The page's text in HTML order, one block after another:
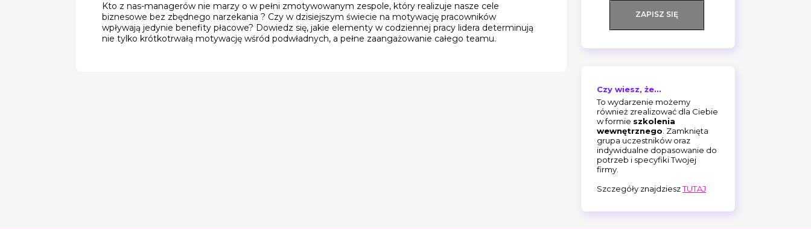
ZAPISZ SIĘ
Czy wiesz, że...
To wydarzenie możemy
również zrealizować dla Ciebie
w formie szkolenia
wewnętrznego . Zamknięta
grupa uczestników oraz
indywidualne dopasowanie do
potrzeb i specyfiki Twojej
firmy.
Szczegóły znajdzieszTUTAJ
Kto z nas-managerów nie marzy o w pełni zmotywowanym zespole, który realizuje nasze cele
biznesowe bez zbędnego narzekania ? Czy w dzisiejszym świecie na motywację pracowników
wpływają jedynie benefity płacowe? Dowiedz się, jakie elementy w codziennej pracy lidera determinują
nie tylko krótkotrwałą motywację wśród podwładnych, a pełne zaangażowanie całego teamu.